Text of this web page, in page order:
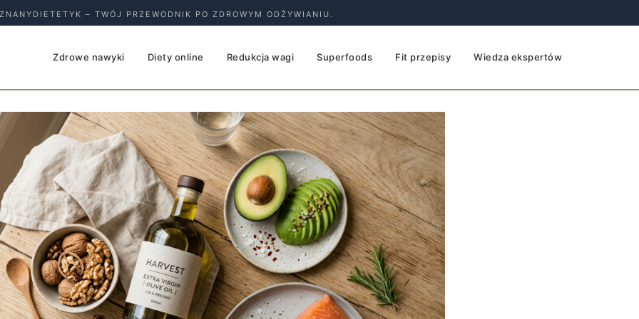
– TWÓJ PRZEWODNIK PO ZDROWYM ODŻYWIANIU.
Zdrowe nawyki Diety online Redukcja wagi Superfoods Fit przepisy Wiedza ekspertów